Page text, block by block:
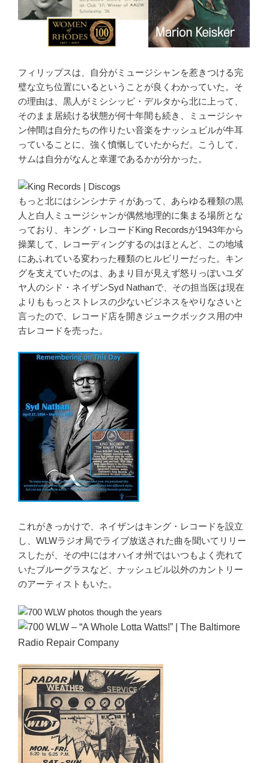
フィリップスは、自分がミュージシャンを惹きつける完
璧な立ち位置にいるということが良くわかっていた。そ
の理由は、黒人がミシシッピ・デルタから北に上って、
そのまま居続ける状態が何十年間も続き、ミュージシャ
ン仲間は自分たちの作りたい音楽をナッシュビルが牛耳
っていることに、強く憤慨していたからだ。こうして、
サムは自分がなんと幸運であるかが分かった。
もっと北にはシンシナティがあって、あらゆる種類の黒
人と白人ミュージシャンが偶然地理的に集まる場所とな
っており、キング・レコードKing Recordsが1943年から
操業して、レコーディングするのはほとんど、この地域
にあふれている変わった種類のヒルビリーだった。キン
グを支えていたのは、あまり目が見えず怒りっぽいユダ
ヤ人のシド・ネイザンSyd Nathanで、その担当医は現在
よりももっとストレスの少ないビジネスをやりなさいと
言ったので、レコード店を開きジュークボックス用の中
古レコードを売った。
これがきっかけで、ネイザンはキング・レコードを設立
し、WLWラジオ局でライブ放送された曲を聞いてリリー
スしたが、その中にはオハイオ州ではいつもよく売れて
いたブルーグラスなど、ナッシュビル以外のカントリー
のアーティストもいた。